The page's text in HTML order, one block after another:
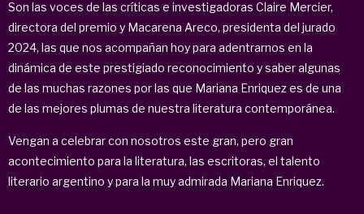
Son las voces de las críticas e investigadoras Claire Mercier,
directora del premio y Macarena Areco, presidenta del jurado
2024, las que nos acompañan hoy para adentrarnos en la
dinámica de este prestigiado reconocimiento y saber algunas
de las muchas razones por las que Mariana Enriquez es de una
de las mejores plumas de nuestra literatura contemporánea.
Vengan a celebrar con nosotros este gran, pero gran
acontecimiento para la literatura, las escritoras, el talento
literario argentino y para la muy admirada Mariana Enriquez.